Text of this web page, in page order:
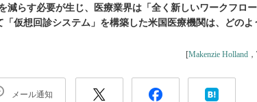
減らす必要が生じ、医療業界は「全く新しいワークフロ
仮想回診システム」を構築した米国医療機関は、どのよ
[Makenzie Holland ，
メール通知